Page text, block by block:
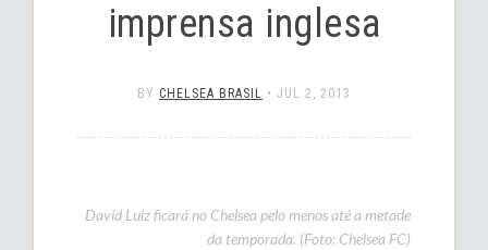
imprensa inglesa
BY CHELSEA BRASIL • JUL 2, 2013
David Luiz ficará no Chelsea pelo menos até a metade
da temporada. (Foto: Chelsea FC)